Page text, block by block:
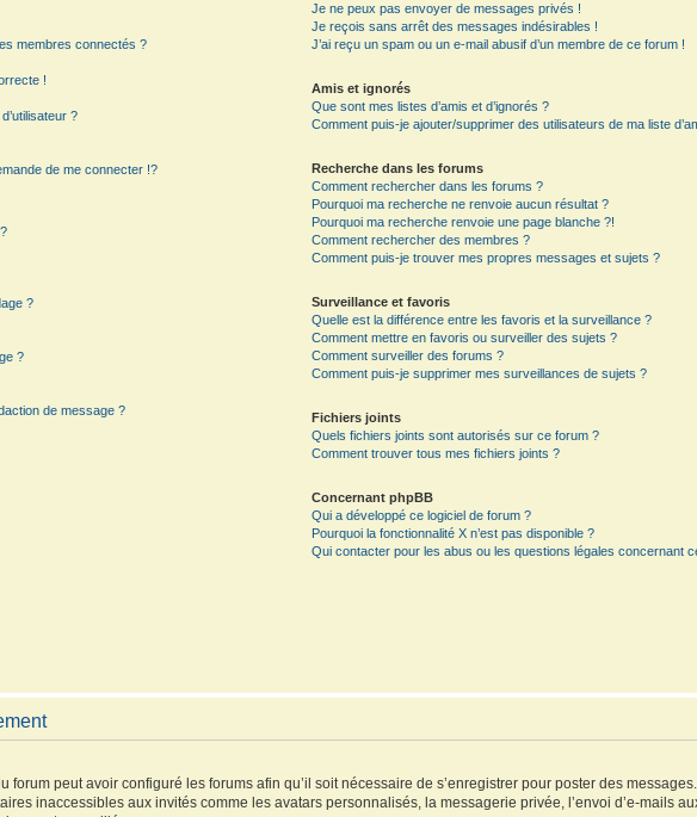
membres connectés ?
!
?
de me connecter !?
?
?
de message ?
Je ne peux pas envoyer de messages privés !
Je reçois sans arrêt des messages indésirables !
J’ai reçu un spam ou un e-mail abusif d’un membre de ce forum !
Amis et ignorés
Que sont mes listes d’amis et d’ignorés ?
Comment puis-je ajouter/supprimer des utilisateurs de ma liste
Recherche dans les forums
Comment rechercher dans les forums ?
Pourquoi ma recherche ne renvoie aucun résultat ?
Pourquoi ma recherche renvoie une page blanche ?!
Comment rechercher des membres ?
Comment puis-je trouver mes propres messages et sujets ?
Surveillance et favoris
Quelle est la différence entre les favoris et la surveillance ?
Comment mettre en favoris ou surveiller des sujets ?
Comment surveiller des forums ?
Comment puis-je supprimer mes surveillances de sujets ?
Fichiers joints
Quels fichiers joints sont autorisés sur ce forum ?
Comment trouver tous mes fichiers joints ?
Concernant phpBB
Qui a développé ce logiciel de forum ?
Pourquoi la fonctionnalité X n’est pas disponible ?
Qui contacter pour les abus ou les questions légales concernant
forum peut avoir configuré les forums afin qu’il soit nécessaire de s’enregistrer pour poster des
inaccessibles aux invités comme les avatars personnalisés, la messagerie privée, l’envoi d’e-mails